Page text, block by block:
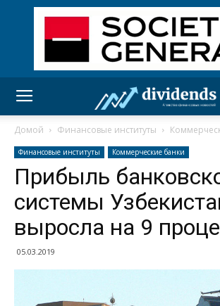
Домой Финансовые институты
Финансовые институты Коммерческие банки
Прибыль
системы
выросла на 9
05.03.2019